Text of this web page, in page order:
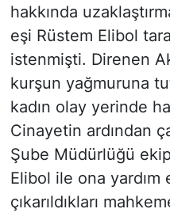
hakkında
eşi Rüstem Elibol
istenmişti. Direnen
kurşun yağmuruna
kadın olay yerinde
Cinayetin ardından
Şube Müdürlüğü
Elibol ile ona
çıkarıldıkları